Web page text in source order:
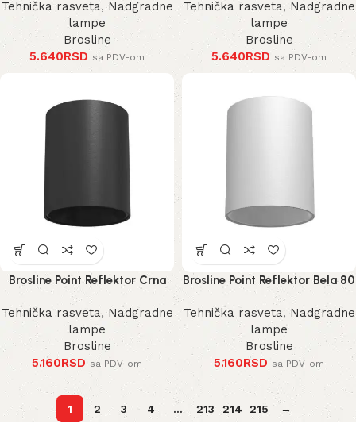
Tehnička rasveta,Nadgradne
lampe
Brosline
5.640RSD sa PDV-om
Tehnička rasveta, Nadgradne
lampe
Brosline
5.640RSD sa PDV-om
Brosline Point Reflektor Crna
80 mm 115 mm
Tehnička rasveta,Nadgradne
lampe
Brosline
5.160RSD sa PDV-om
Brosline Point Reflektor Bela 80
mm 115 mm
Tehnička rasveta, Nadgradne
lampe
Brosline
5.160RSD sa PDV-om
1 2 3 4 … 213 214 215 →